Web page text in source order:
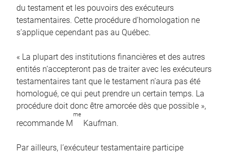
du testament et les pouvoirs des exécuteurs
testamentaires. Cette procédure d’homologation ne
s’applique cependant pas au Québec.
« La plupart des institutions financières et des autres
entités n’accepteront pas de traiter avec les exécuteurs
testamentaires tant que le testament n’aura pas été
homologué, ce qui peut prendre un certain temps. La
procédure doit donc être amorcée dès que possible »,
recommande M
me
Kaufman.
Par ailleurs, l’exécuteur testamentaire participe